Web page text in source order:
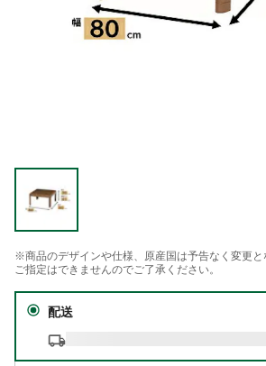
※商品のデザインや仕様、原産国は予告なく変更と
ご指定はできませんのでご了承ください。
配送